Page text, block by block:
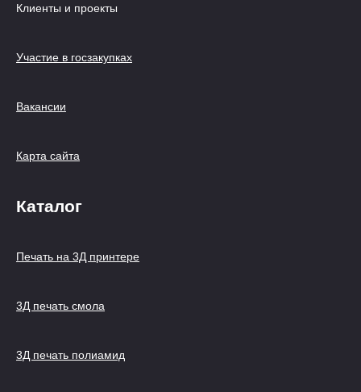
Клиенты и проекты
Участие в госзакупках
Вакансии
Карта сайта
Каталог
Печать на 3Д принтере
3Д печать смола
3Д печать полиамид